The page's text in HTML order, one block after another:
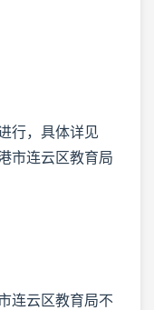
行，具体详见
市连云区教育局
连云区教育局不